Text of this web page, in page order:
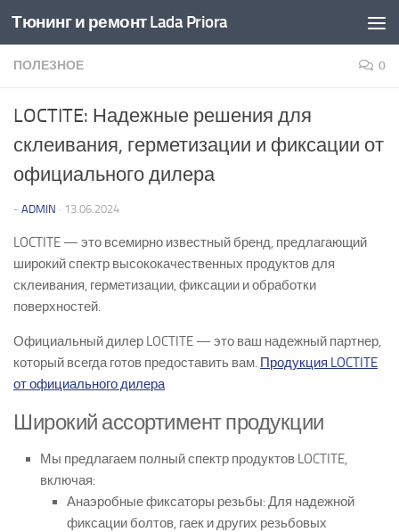
Перейти к содержимому
Тюнинг и ремонт Lada Priora
ПОЛЕЗНОЕ 0
LOCTITE: Надежные решения для
склеивания, герметизации и фиксации от
официального дилера
- ADMIN · 13.06.2024
LOCTITE — это всемирно известный бренд, предлагающий
широкий спектр высококачественных продуктов для
склеивания, герметизации, фиксации и обработки
поверхностей.
Официальный дилер LOCTITE — это ваш надежный партнер,
который всегда готов предоставить вам. Продукция LOCTITE
от официального дилера
Широкий ассортимент продукции
Мы предлагаем полный спектр продуктов LOCTITE,
включая:
Анаэробные фиксаторы резьбы: Для надежной
фиксации болтов, гаек и других резьбовых